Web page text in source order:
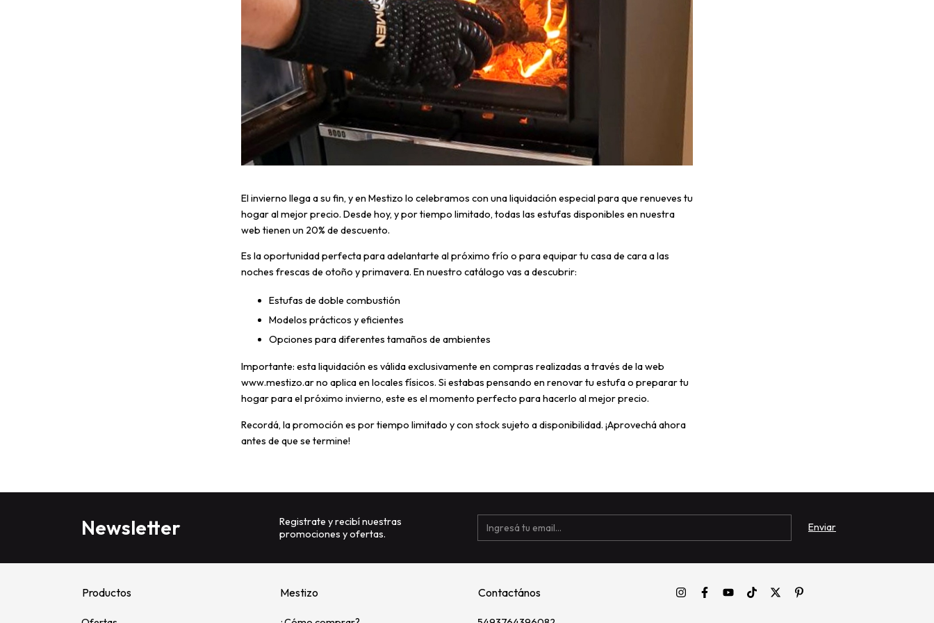
El invierno llega a su fin, y en Mestizo lo celebramos con una liquidación especial para que renueves tu
hogar al mejor precio. Desde hoy, y por tiempo limitado, todas las estufas disponibles en nuestra
web tienen un 20% de descuento.
Es la oportunidad perfecta para adelantarte al próximo frío o para equipar tu casa de cara a las
noches frescas de otoño y primavera. En nuestro catálogo vas a descubrir:
Estufas de doble combustión
Modelos prácticos y eficientes
Opciones para diferentes tamaños de ambientes
Importante: esta liquidación es válida exclusivamente en compras realizadas a través de la web
www.mestizo.ar no aplica en locales físicos. Si estabas pensando en renovar tu estufa o preparar tu
hogar para el próximo invierno, este es el momento perfecto para hacerlo al mejor precio.
Recordá, la promoción es por tiempo limitado y con stock sujeto a disponibilidad. ¡Aprovechá ahora
antes de que se termine!
Newsletter
Registrate y recibí nuestras
promociones y ofertas.
Productos Mestizo Contactános